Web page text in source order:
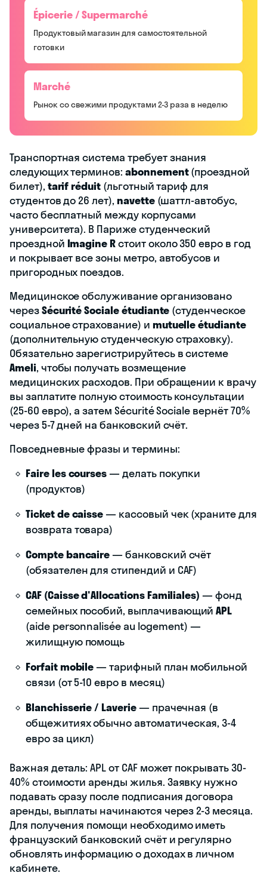
Épicerie / Supermarché
Продуктовый магазин для самостоятельной
готовки
Marché
Рынок со свежими продуктами 2-3 раза в неделю
Транспортная система требует знания
следующих терминов: abonnement(проездной
билет), tarif réduit (льготный тариф для
студентов до 26 лет), navette(шаттл-автобус,
часто бесплатный между корпусами
университета). В Париже студенческий
проездной Imagine Rстоит около 350 евро в год
и покрывает все зоны метро, автобусов и
пригородных поездов.
Медицинское обслуживание организовано
черезSécurité Sociale étudiante (студенческое
социальное страхование) и mutuelle étudiante
(дополнительную студенческую страховку).
Обязательно зарегистрируйтесь в системе
Ameli, чтобы получать возмещение
медицинских расходов. При обращении к врачу
вы заплатите полную стоимость консультации
(25-60 евро), а затем Sécurité Sociale вернёт 70%
через 5-7 дней на банковский счёт.
Повседневные фразы и термины:
Faire les courses— делать покупки
(продуктов)
Ticket de caisse— кассовый чек (храните для
возврата товара)
Compte bancaire— банковский счёт
(обязателен для стипендий и CAF)
CAF (Caisse d'Allocations Familiales) — фонд
семейных пособий, выплачивающийAPL
(aide personnalisée au logement) —
жилищную помощь
Forfait mobile— тарифный план мобильной
связи (от 5-10 евро в месяц)
Blanchisserie / Laverie— прачечная (в
общежитиях обычно автоматическая, 3-4
евро за цикл)
Важная деталь: APL от CAF может покрывать 30-
40% стоимости аренды жилья. Заявку нужно
подавать сразу после подписания договора
аренды, выплаты начинаются через 2-3 месяца.
Для получения помощи необходимо иметь
французский банковский счёт и регулярно
обновлять информацию о доходах в личном
кабинете.